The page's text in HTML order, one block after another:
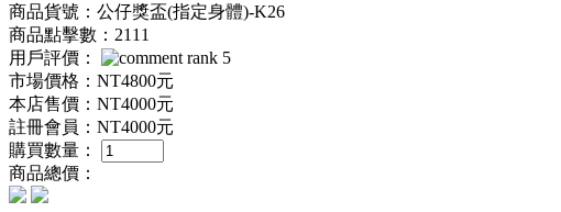
商品貨號：公仔獎盃(指定身體)-K26
商品點擊數：2111
用戶評價：
市場價格： NT4800元
本店售價： NT4000元
註冊會員： NT4000元
購買數量：
商品總價：